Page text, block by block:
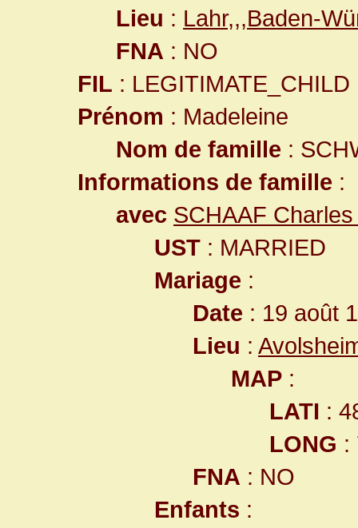
Lieu : Lahr,,,Baden-
FNA : NO
FIL : LEGITIMATE_CHILD
Prénom : Madeleine
Nom de famille :
Informations de famille :
avec SCHAAF
UST : MARRIED
Mariage :
Date : 19 août
Lieu :
MAP :
LATI :
LONG :
FNA : NO
Enfants :